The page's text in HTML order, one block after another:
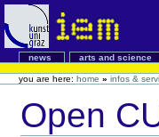
news arts and science
you are here: home » infos &
Open